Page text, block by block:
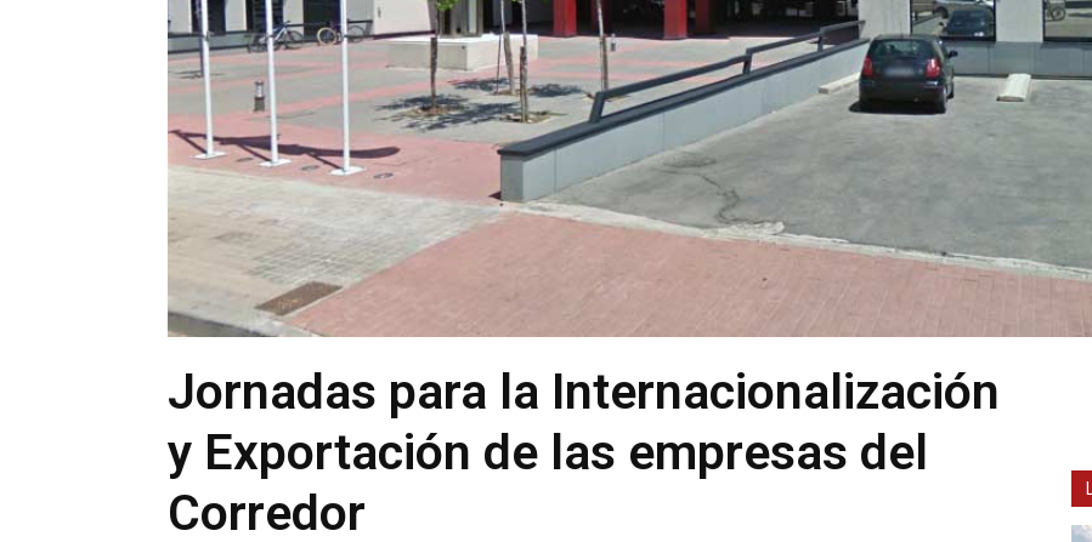
Jornadas para la Internacionalización
y Exportación de las empresas del
Corredor